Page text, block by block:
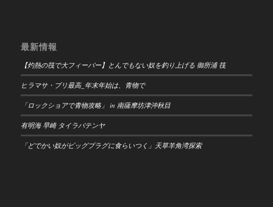
最新情報
【灼熱の筏で大フィーバー】とんでもない奴を釣り上げる 御所浦 筏
ヒラマサ・ブリ最高_年末年始は、青物で
「ロックショアで青物攻略」 in 南薩摩坊津沖秋目
有明海 早崎 タイラバテンヤ
「どでかい奴がビッグプラグに食らいつく」天草羊角湾探索